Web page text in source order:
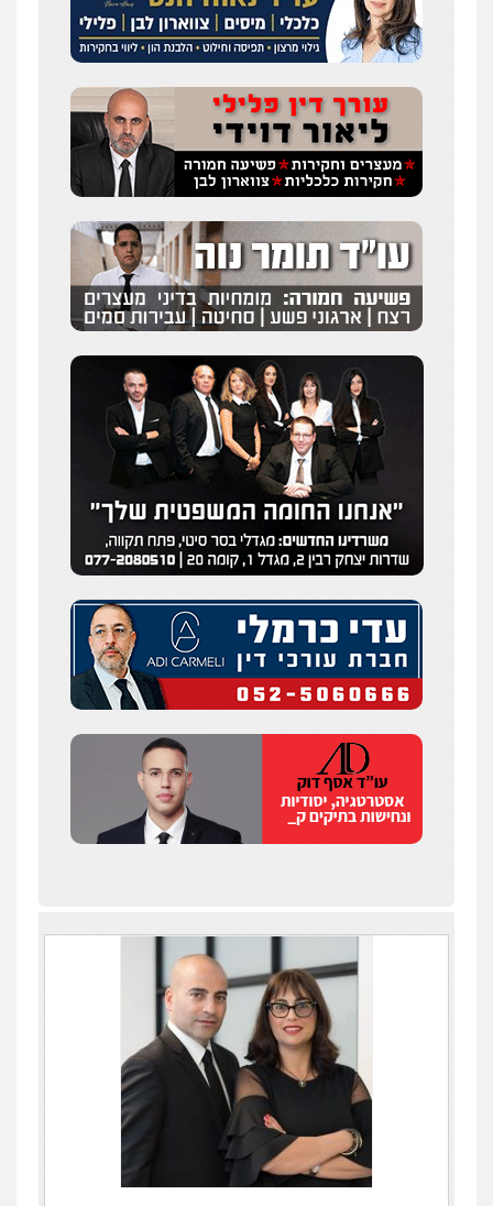
גיא זהבי משרד עורכי דין
פלילי משפחה
503456449
עו"ד איהאב ג'לג'ולי
פלילי מעצרים וחקירות עורכי דין לענייני
אסירים